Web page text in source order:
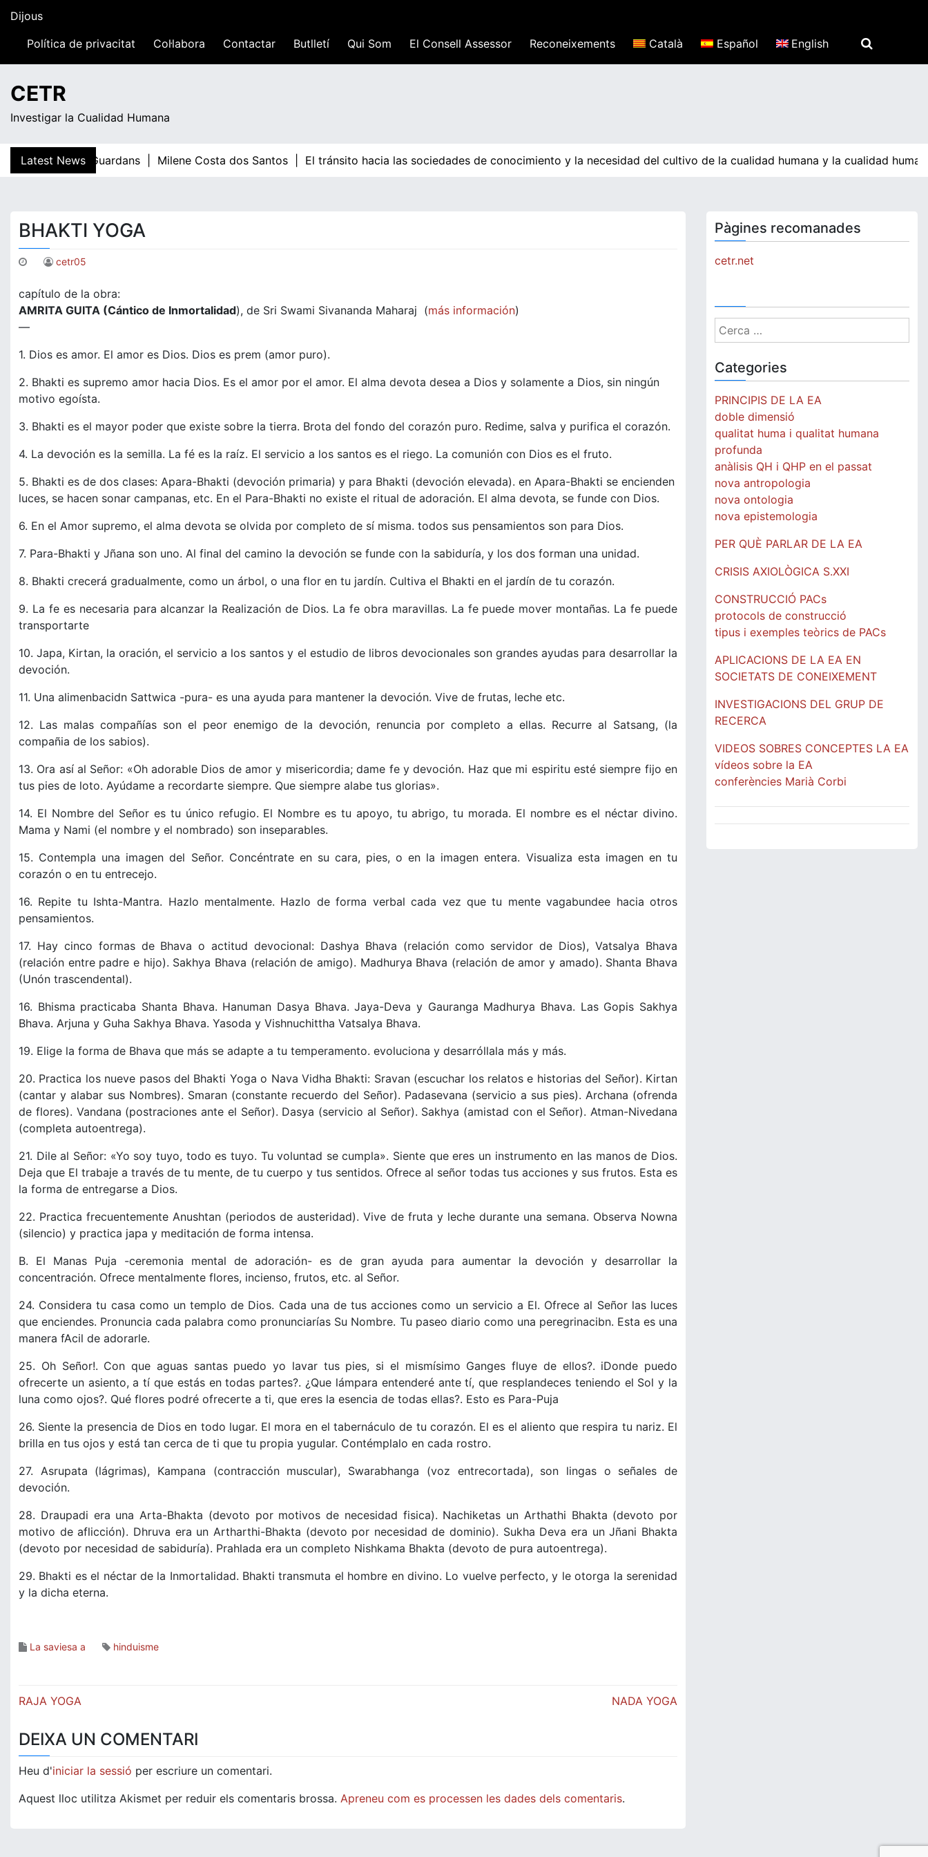
content
Dijous
08:28Política de privacitat Col·labora Contactar Butlletí Qui Som El Consell Assessor Reconeixements Català Español English
CETR
Investigar la Cualidad Humana
Latest News
Teresa Guardans | Milene Costa dos Santos | El tránsito hacia las sociedades de conocimiento y la necesidad del cultivo de la cualidad humana y la cualidad
BHAKTI YOGA
cetr05
capítulo de la obra:
AMRITA GUITA (Cántico de Inmortalidad), de Sri Swami Sivananda Maharaj (más información)
—
1. Dios es amor. El amor es Dios. Dios es prem (amor puro).
2. Bhakti es supremo amor hacia Dios. Es el amor por el amor. El alma devota desea a Dios y solamente a Dios, sin ningún
motivo egoísta.
3. Bhakti es el mayor poder que existe sobre la tierra. Brota del fondo del corazón puro. Redime, salva y purifica el corazón.
4. La devoción es la semilla. La fé es la raíz. El servicio a los santos es el riego. La comunión con Dios es el fruto.
5. Bhakti es de dos clases: Apara-Bhakti (devoción primaria) y para Bhakti (devoción elevada). en Apara-Bhakti se encienden
luces, se hacen sonar campanas, etc. En el Para-Bhakti no existe el ritual de adoración. El alma devota, se funde con Dios.
6. En el Amor supremo, el alma devota se olvida por completo de sí misma. todos sus pensamientos son para Dios.
7. Para-Bhakti y Jñana son uno. Al final del camino la devoción se funde con la sabiduría, y los dos forman una unidad.
8. Bhakti crecerá gradualmente, como un árbol, o una flor en tu jardín. Cultiva el Bhakti en el jardín de tu corazón.
9. La fe es necesaria para alcanzar la Realización de Dios. La fe obra maravillas. La fe puede mover montañas. La fe puede
transportarte
10. Japa, Kirtan, la oración, el servicio a los santos y el estudio de libros devocionales son grandes ayudas para desarrollar la
devoción.
11. Una alimenbacidn Sattwica -pura- es una ayuda para mantener la devoción. Vive de frutas, leche etc.
12. Las malas compañías son el peor enemigo de la devoción, renuncia por completo a ellas. Recurre al Satsang, (la
compañia de los sabios).
13. Ora así al Señor: «Oh adorable Dios de amor y misericordia; dame fe y devoción. Haz que mi espiritu esté siempre fijo en
tus pies de loto. Ayúdame a recordarte siempre. Que siempre alabe tus glorias».
14. El Nombre del Señor es tu único refugio. El Nombre es tu apoyo, tu abrigo, tu morada. El nombre es el néctar divino.
Mama y Nami (el nombre y el nombrado) son inseparables.
15. Contempla una imagen del Señor. Concéntrate en su cara, pies, o en la imagen entera. Visualiza esta imagen en tu
corazón o en tu entrecejo.
16. Repite tu Ishta-Mantra. Hazlo mentalmente. Hazlo de forma verbal cada vez que tu mente vagabundee hacia otros
pensamientos.
17. Hay cinco formas de Bhava o actitud devocional: Dashya Bhava (relación como servidor de Dios), Vatsalya Bhava
(relación entre padre e hijo). Sakhya Bhava (relación de amigo). Madhurya Bhava (relación de amor y amado). Shanta Bhava
(Unón trascendental).
16. Bhisma practicaba Shanta Bhava. Hanuman Dasya Bhava. Jaya-Deva y Gauranga Madhurya Bhava. Las Gopis Sakhya
Bhava. Arjuna y Guha Sakhya Bhava. Yasoda y Vishnuchittha Vatsalya Bhava.
19. Elige la forma de Bhava que más se adapte a tu temperamento. evoluciona y desarróllala más y más.
20. Practica los nueve pasos del Bhakti Yoga o Nava Vidha Bhakti: Sravan (escuchar los relatos e historias del Señor). Kirtan
(cantar y alabar sus Nombres). Smaran (constante recuerdo del Señor). Padasevana (servicio a sus pies). Archana (ofrenda
de flores). Vandana (postraciones ante el Señor). Dasya (servicio al Señor). Sakhya (amistad con el Señor). Atman-Nivedana
(completa autoentrega).
21. Dile al Señor: «Yo soy tuyo, todo es tuyo. Tu voluntad se cumpla». Siente que eres un instrumento en las manos de Dios.
Deja que El trabaje a través de tu mente, de tu cuerpo y tus sentidos. Ofrece al señor todas tus acciones y sus frutos. Esta es
la forma de entregarse a Dios.
22. Practica frecuentemente Anushtan (periodos de austeridad). Vive de fruta y leche durante una semana. Observa Nowna
(silencio) y practica japa y meditación de forma intensa.
B. El Manas Puja -ceremonia mental de adoración- es de gran ayuda para aumentar la devoción y desarrollar la
concentración. Ofrece mentalmente flores, incienso, frutos, etc. al Señor.
24. Considera tu casa como un templo de Dios. Cada una de tus acciones como un servicio a El. Ofrece al Señor las luces
que enciendes. Pronuncia cada palabra como pronunciarías Su Nombre. Tu paseo diario como una peregrinacibn. Esta es una
manera fAcil de adorarle.
25. Oh Señor!. Con que aguas santas puedo yo lavar tus pies, si el mismísimo Ganges fluye de ellos?. iDonde puedo
ofrecerte un asiento, a tí que estás en todas partes?. ¿Que lámpara entenderé ante tí, que resplandeces teniendo el Sol y la
luna como ojos?. Qué flores podré ofrecerte a ti, que eres la esencia de todas ellas?. Esto es Para-Puja
26. Siente la presencia de Dios en todo lugar. El mora en el tabernáculo de tu corazón. El es el aliento que respira tu nariz. El
brilla en tus ojos y está tan cerca de ti que tu propia yugular. Contémplalo en cada rostro.
27. Asrupata (lágrimas), Kampana (contracción muscular), Swarabhanga (voz entrecortada), son lingas o señales de
devoción.
28. Draupadi era una Arta-Bhakta (devoto por motivos de necesidad fisica). Nachiketas un Arthathi Bhakta (devoto por
motivo de aflicción). Dhruva era un Artharthi-Bhakta (devoto por necesidad de dominio). Sukha Deva era un Jñani Bhakta
(devoto por necesidad de sabiduría). Prahlada era un completo Nishkama Bhakta (devoto de pura autoentrega).
29. Bhakti es el néctar de la Inmortalidad. Bhakti transmuta el hombre en divino. Lo vuelve perfecto, y le otorga la serenidad
y la dicha eterna.
La saviesa a hinduisme
Navegació
RAJA YOGA NADA YOGA
DEIXA UN COMENTARI
Heu d'iniciar la sessió per escriure un comentari.
Aquest lloc utilitza Akismet per reduir els comentaris brossa. Apreneu com es processen les dades dels comentaris.
Pàgines recomanades
cetr.net
Cerca:
Categories
PRINCIPIS DE LA EA
doble dimensió
qualitat huma i qualitat humana
profunda
anàlisis QH i QHP en el passat
nova antropologia
nova ontologia
nova epistemologia
PER QUÈ PARLAR DE LA EA
CRISIS AXIOLÒGICA S.XXI
CONSTRUCCIÓ PACs
protocols de construcció
tipus i exemples teòrics de PACs
APLICACIONS DE LA EA EN
SOCIETATS DE CONEIXEMENT
INVESTIGACIONS DEL GRUP DE
RECERCA
VIDEOS SOBRES CONCEPTES LA EA
vídeos sobre la EA
conferències Marià Corbi